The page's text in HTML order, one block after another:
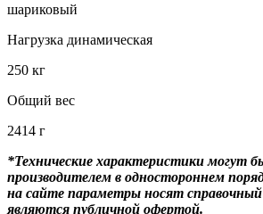
шариковый
Нагрузка динамическая
250 кг
Общий вес
2414 г
*Технические характеристики могут
производителем в одностороннем
на сайте параметры носят
являются публичной офертой.